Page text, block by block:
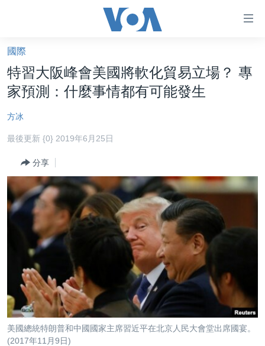
礙
鏈
接
跳
轉
內
轉
到
導
索
美國大選2024
海外港人
新聞自由
揭謊頻道
中國
國際
經貿
視頻
每日視頻新聞
音頻
國際
特習大阪峰會美國將軟化貿易立場？ 專
家預測：什麼事情都有可能發生
方冰
最後更新 {0} 2019年6月25日
分享
美國總統特朗普和中國國家主席習近平在北京人民大會堂出席國宴。
(2017年11月9日)